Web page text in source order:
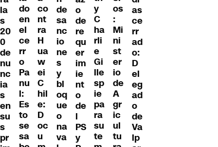
la
s
20
0
de
nu
nc
ia
s
en
su
s
pr
do
en
el
ce
rr
o
Pa
nu
l:
Es
to
se
sa
co
nt
ra
H
ua
w
ei
C
hil
e:
D
oc
u
de
sa
nc
io
ne
s
y
bl
oq
ue
o
na
va
o
de
re
qu
er
im
ie
nt
o
de
l
PS
y
y
C
ha
rli
e
Gi
lle
sp
ie
pa
ra
su
te
os
:
Mi
ni
st
er
io
de
A
gr
ic
ul
tu
as
ce
rr
ad
o:
D
el
eg
ad
o
de
Va
lp